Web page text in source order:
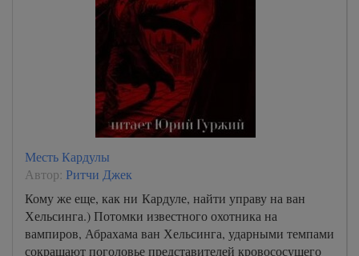
Месть Кардулы
Автор: Ритчи Джек
Кому же еще, как ни Кардуле, найти управу на ван
Хельсинга.) Потомки известного охотника на
вампиров, Абрахама ван Хельсинга, ударными темпами
сокращают поголовье представителей кровососущего